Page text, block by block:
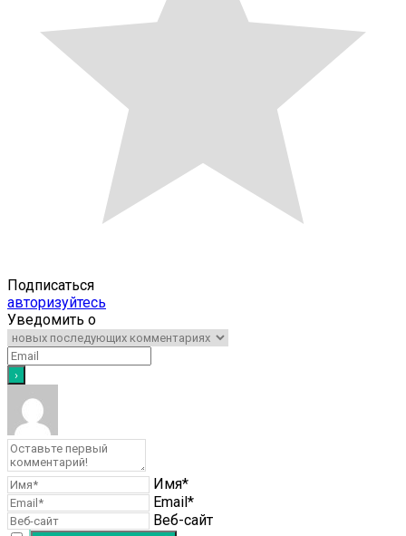
Подписаться
авторизуйтесь
Уведомить о
Имя*
Email*
Веб-сайт